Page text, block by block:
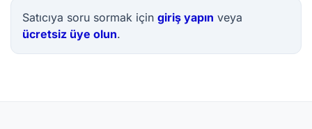
Satıcıya soru sormak için giriş yapın veya
ücretsiz üye olun.